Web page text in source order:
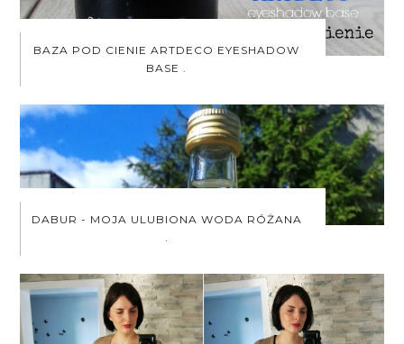
BAZA POD CIENIE ARTDECO EYESHADOW
BASE .
DABUR - MOJA ULUBIONA WODA RÓŻANA
.